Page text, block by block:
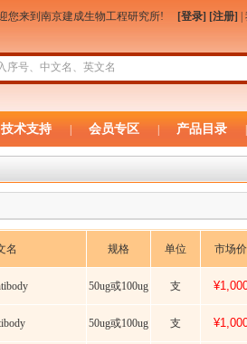
您来到南京建成生物工程研究所! [登录] [注册]
技术支持 会员专区 产品目录
名 规格 单位 市场
50ug或100ug 支
50ug或100ug 支